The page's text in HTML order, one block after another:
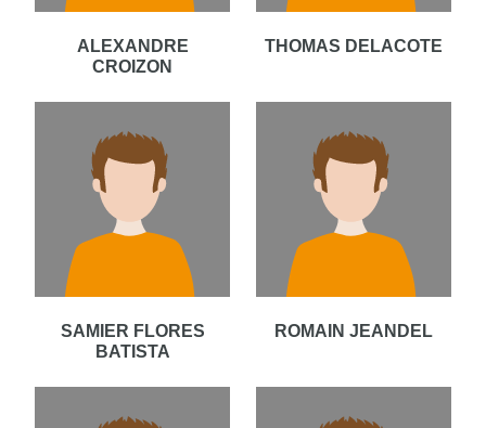
ALEXANDRE
CROIZON
THOMAS DELACOTE
SAMIER FLORES
BATISTA
ROMAIN JEANDEL